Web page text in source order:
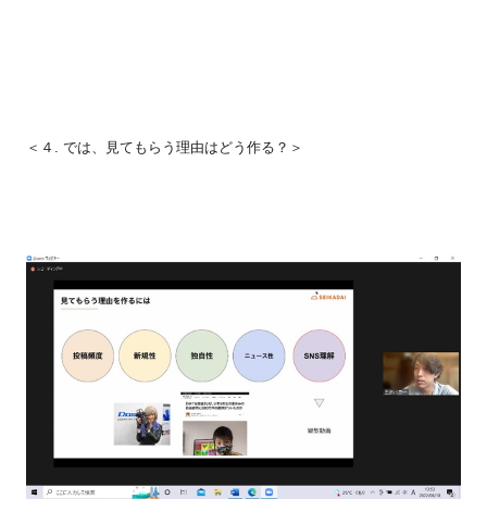
＜４. では、見てもらう理由はどう作る？＞